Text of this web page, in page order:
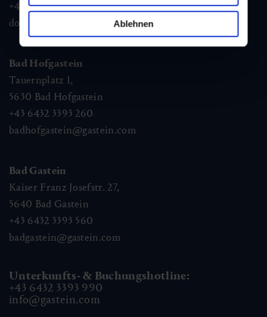
Ablehnen
+43 6432 3393 460
dorfgastein@gastein.com
Bad Hofgastein
Tauernplatz 1,
5630 Bad Hofgastein
+43 6432 3393 260
badhofgastein@gastein.com
Bad Gastein
Kaiser Franz Josefstr. 27,
5640 Bad Gastein
+43 6432 3393 560
badgastein@gastein.com
Unterkunfts- & Buchungshotline:
+43 6432 3393 990
info@gastein.com